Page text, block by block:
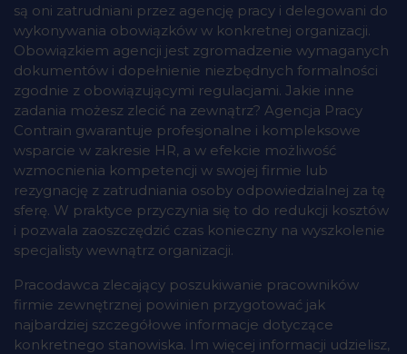
są oni zatrudniani przez agencję pracy i delegowani do
wykonywania obowiązków w konkretnej organizacji.
Obowiązkiem agencji jest zgromadzenie wymaganych
dokumentów i dopełnienie niezbędnych formalności
zgodnie z obowiązującymi regulacjami. Jakie inne
zadania możesz zlecić na zewnątrz? Agencja Pracy
Contrain gwarantuje profesjonalne i kompleksowe
wsparcie w zakresie HR, a w efekcie możliwość
wzmocnienia kompetencji w swojej firmie lub
rezygnację z zatrudniania osoby odpowiedzialnej za tę
sferę. W praktyce przyczynia się to do redukcji kosztów
i pozwala zaoszczędzić czas konieczny na wyszkolenie
specjalisty wewnątrz organizacji.
Pracodawca zlecający poszukiwanie pracowników
firmie zewnętrznej powinien przygotować jak
najbardziej szczegółowe informacje dotyczące
konkretnego stanowiska. Im więcej informacji udzielisz,